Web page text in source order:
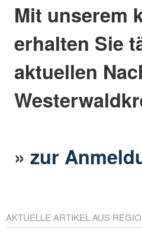
Mit unserem
erhalten Sie
aktuellen
»zur
AKTUELLE ARTIKEL AUS